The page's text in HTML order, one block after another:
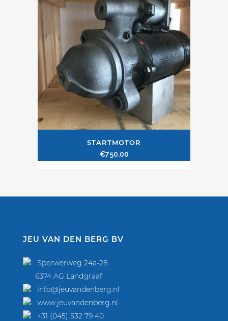
STARTMOTOR
€750.00
JEU VAN DEN BERG BV
Sperwerweg 24a-28
6374 AG Landgraaf
info@jeuvandenberg.nl
www.jeuvandenberg.nl
+31 (045) 532 79 40